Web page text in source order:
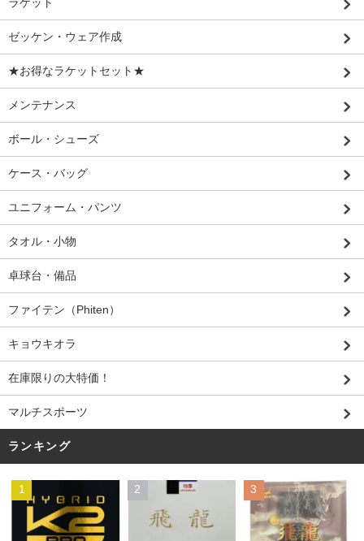
ラケット
ゼッケン・ウェア作成
★お得なラケットセット★
メンテナンス
ボール・シューズ
ケース・バッグ
ユニフォーム・パンツ
タオル・小物
卓球台・備品
ファイテン（Phiten）
キョウキオラ
在庫限りの大特価！
マルチスポーツ
ランキング
1 2 3